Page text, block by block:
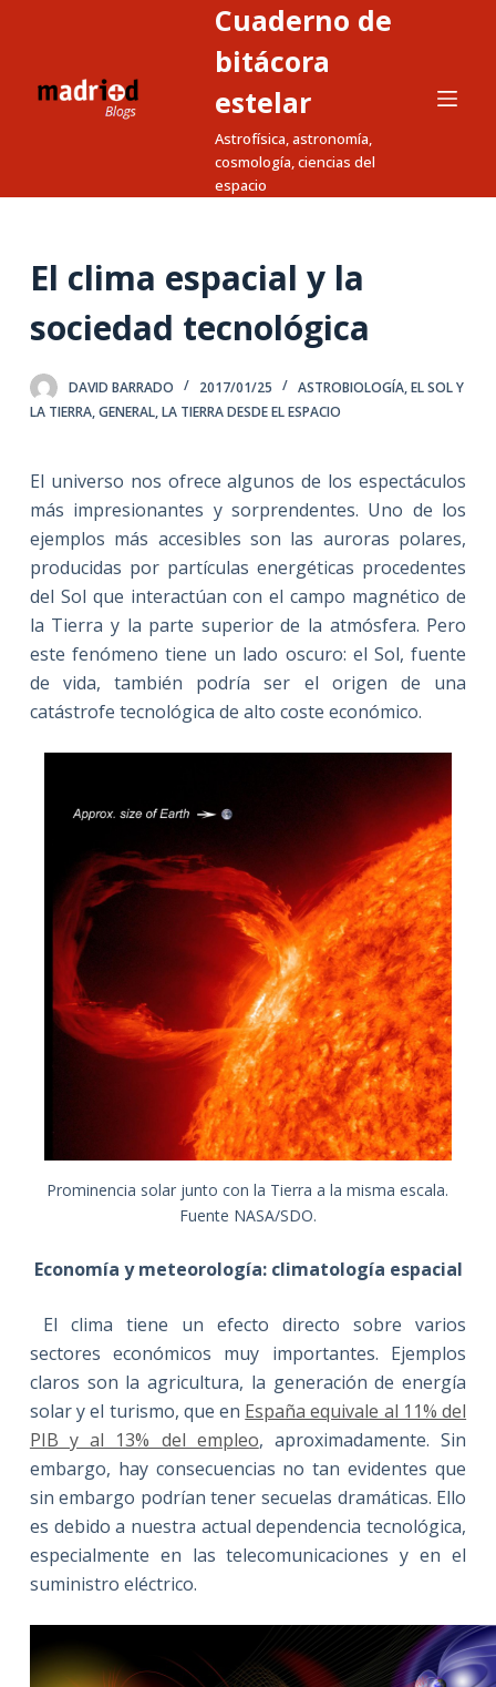
a
n
o
Cuaderno de
bitácora
estelar
Astrofísica, astronomía,
cosmología, ciencias del
espacio
El clima espacial y la
sociedad tecnológica
DAVID BARRADO 2017/01/25 ASTROBIOLOGÍA,EL SOL Y
LA TIERRA,GENERAL,LA TIERRA DESDE EL ESPACIO
El universo nos ofrece algunos de los espectáculos
más impresionantes y sorprendentes. Uno de los
ejemplos más accesibles son las auroras polares,
producidas por partículas energéticas procedentes
del Sol que interactúan con el campo magnético de
la Tierra y la parte superior de la atmósfera. Pero
este fenómeno tiene un lado oscuro: el Sol, fuente
de vida, también podría ser el origen de una
catástrofe tecnológica de alto coste económico.
Prominencia solar junto con la Tierra a la misma escala.
Fuente NASA/SDO.
Economía y meteorología: climatología espacial
El clima tiene un efecto directo sobre varios
sectores económicos muy importantes. Ejemplos
claros son la agricultura, la generación de energía
solar y el turismo, que en España equivale al 11% del
PIB y al 13% del empleo, aproximadamente. Sin
embargo, hay consecuencias no tan evidentes que
sin embargo podrían tener secuelas dramáticas. Ello
es debido a nuestra actual dependencia tecnológica,
especialmente en las telecomunicaciones y en el
suministro eléctrico.